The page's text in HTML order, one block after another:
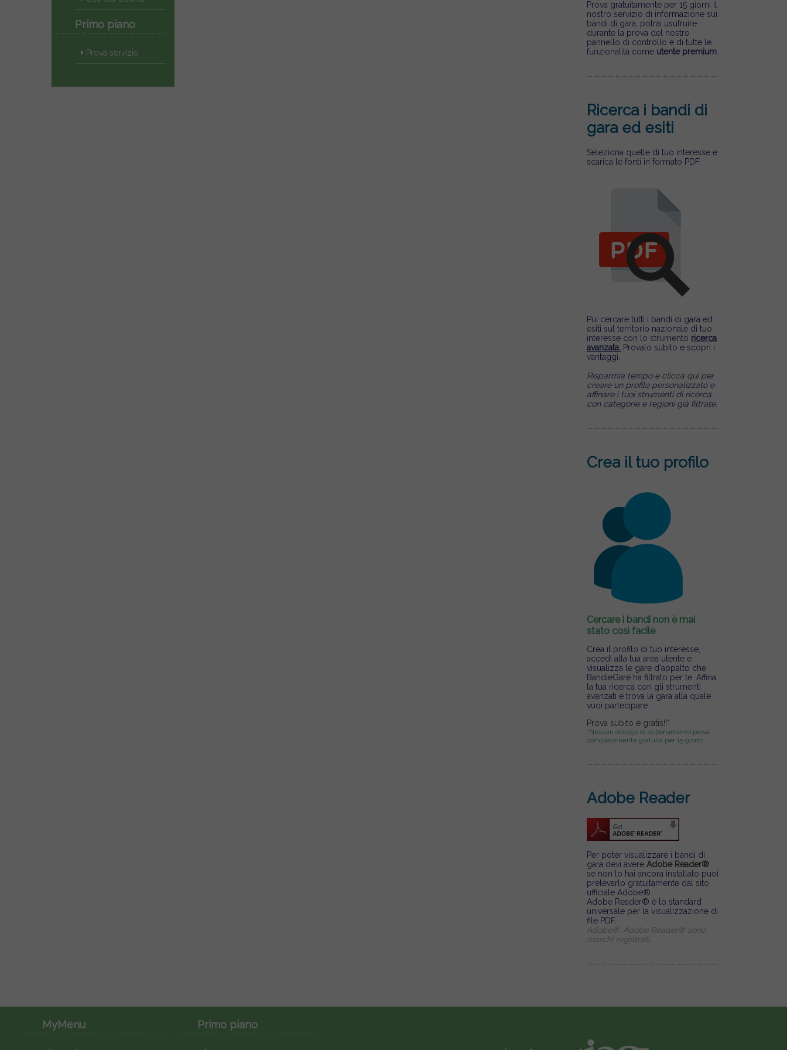
Primo piano
Prova servizio
Prova gratuitamente per 15 giorni il
nostro servizio di informazione sui
bandi di gara, potrai usufruire
durante la prova del nostro
pannello di controllo e di tutte le
funzionalità come utente premium
Ricerca i bandi di
gara ed esiti
Seleziona quelle di tuo interesse e
scarica le fonti in formato PDF.
Pui cercare tutti i bandi di gara ed
esiti sul territorio nazionale di tuo
interesse con lo strumento ricerca
avanzata. Provalo subito e scopri i
vantaggi.
Risparmia tempo e clicca quiper
creare un profilo personalizzato e
affinare i tuoi strumenti di ricerca
con categorie e regioni già filtrate.
Crea il tuo profilo
Cercare i bandi non è mai
stato così facile
Crea il profilo di tuo interesse,
accedi alla tua area utente e
visualizza le gare d'appalto che
BandieGare ha filtrato per te. Affina
la tua ricerca con gli strumenti
avanzati e trova la gara alla quale
vuoi partecipare.
Prova subito è gratis!!*
*Nessun obbligo di abbonamento prova
completamente gratuita per 15 giorni.
Adobe Reader
Per poter visualizzare i bandi di
gara devi avere Adobe Reader®
se non lo hai ancora installato puoi
prelevarlo gratuitamente dal sito
ufficiale Adobe®.
Adobe Reader® è lo standard
universale per la visualizzazione di
file PDF.
Adobe®, Adobe Reader® sono
marchi registrati.
MyMenu Primo piano